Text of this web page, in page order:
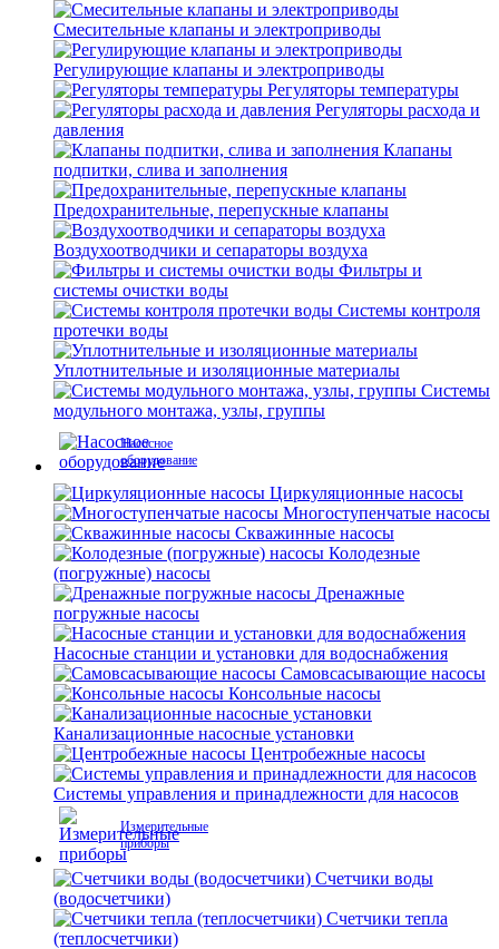
Смесительные клапаны и электроприводы
Регулирующие клапаны и электроприводы
Регуляторы температуры
Регуляторы расхода и
давления
Клапаны
подпитки, слива и заполнения
Предохранительные, перепускные клапаны
Воздухоотводчики и сепараторы воздуха
Фильтры и
системы очистки воды
Системы контроля
протечки воды
Уплотнительные и изоляционные материалы
Системы
модульного монтажа, узлы, группы
Насосное
оборудование
Циркуляционные насосы
Многоступенчатые насосы
Скважинные насосы
Колодезные
(погружные) насосы
Дренажные
погружные насосы
Насосные станции и установки для водоснабжения
Самовсасывающие насосы
Консольные насосы
Канализационные насосные установки
Центробежные насосы
Системы управления и принадлежности для насосов
Измерительные
приборы
Счетчики воды
(водосчетчики)
Счетчики тепла
(теплосчетчики)